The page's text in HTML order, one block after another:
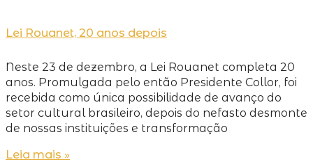
Lei Rouanet, 20 anos depois
Neste 23 de dezembro, a Lei Rouanet completa 20
anos. Promulgada pelo então Presidente Collor, foi
recebida como única possibilidade de avanço do
setor cultural brasileiro, depois do nefasto desmonte
de nossas instituições e transformação
Leia mais »